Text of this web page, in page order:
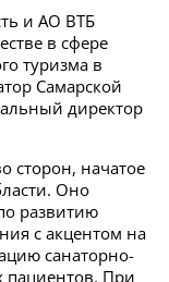
и АО ВТБ
в сфере
туризма в
Самарской
директор
сторон, начатое
Оно
развитию
с акцентом на
санаторно-
пациентов. При